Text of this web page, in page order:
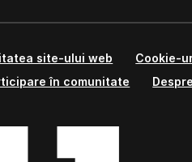
site-ului web
Cookie-
în comunitate